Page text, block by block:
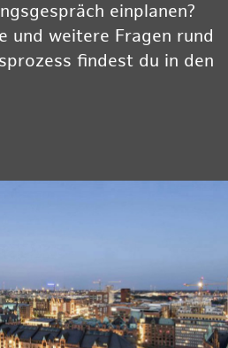
einplanen?
und weitere Fragen rund
findest du in den